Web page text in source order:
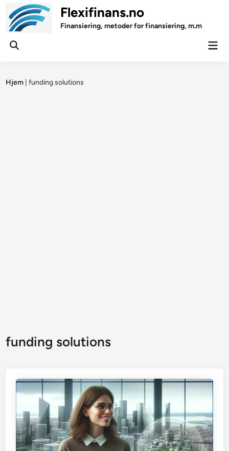
content
Flexifinans.no
Finansiering, metoder for finansiering, m.m
Open
Hjem |funding solutions
funding solutions